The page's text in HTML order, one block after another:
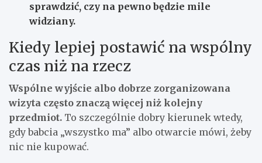
sprawdzić, czy na pewno będzie mile
widziany.
Kiedy lepiej postawić na wspólny
czas niż na rzecz
Wspólne wyjście albo dobrze zorganizowana
wizyta często znaczą więcej niż kolejny
przedmiot. To szczególnie dobry kierunek wtedy,
gdy babcia „wszystko ma” albo otwarcie mówi, żeby
nic nie kupować.